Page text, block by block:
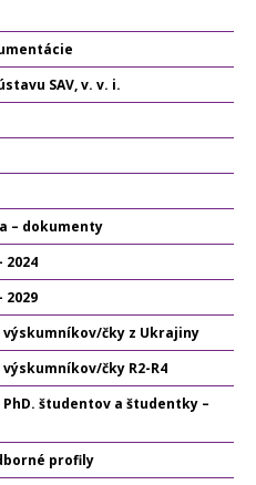
SAV, v. v. i.
– dokumenty
2024
2029
čky z Ukrajiny
čky R2-R4
študentov a študentky –
profily